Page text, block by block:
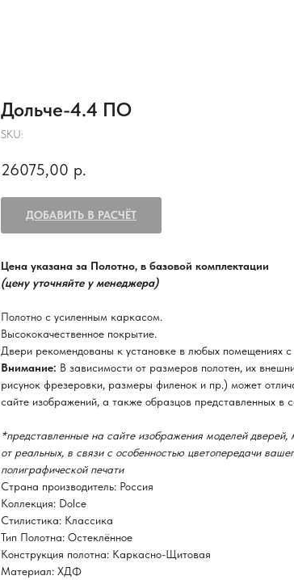
Дольче-4.4 ПО
SKU:
26075,00 р.
ДОБАВИТЬ В РАСЧЁТ
Цена указана за Полотно, в базовой комплектации
(цену уточняйте у менеджера)
Полотно с усиленным каркасом.
Высококачественное покрытие.
Двери рекомендованы к установке в любых помещениях с
Внимание: В зависимости от размеров полотен, их
рисунок фрезеровки, размеры филенок и пр.) может
сайте изображений, а также образцов представленных в
*представленные на сайте изображения моделей дверей,
от реальных, в связи с особенностью цветопередачи
полиграфической печати
Страна производитель: Россия
Коллекция: Dolce
Стилистика: Классика
Тип Полотна: Остеклённое
Конструкция полотна: Каркасно-Щитовая
Материал: ХДФ